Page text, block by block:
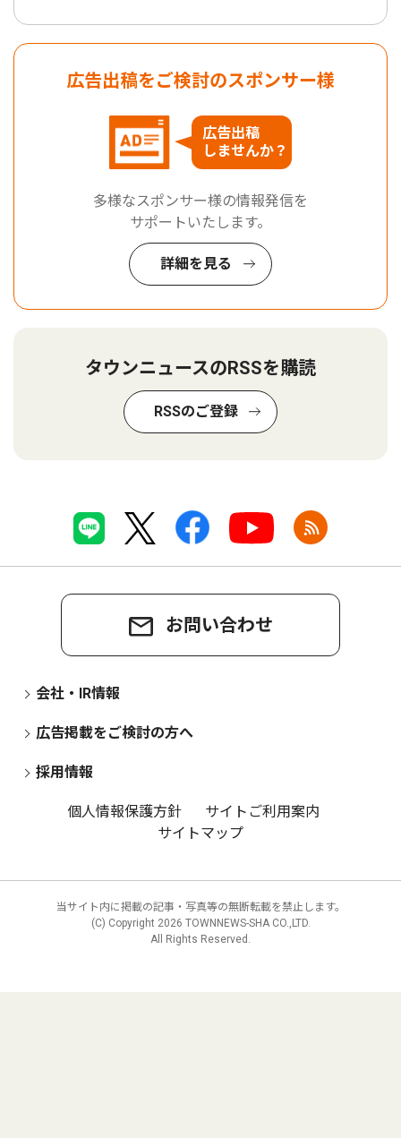
広告出稿をご検討のスポンサー様
広告出稿
しませんか？
多様なスポンサー様の情報発信を
サポートいたします。
詳細を見る
タウンニュースのRSSを購読
RSSのご登録
お問い合わせ
会社・IR情報
広告掲載をご検討の方へ
採用情報
個人情報保護方針
サイトご利用案内
サイトマップ
当サイト内に掲載の記事・写真等の無断転載を禁止します。
(C) Copyright 2026 TOWNNEWS-SHA CO.,LTD.
All Rights Reserved.